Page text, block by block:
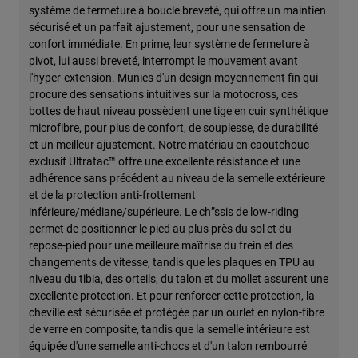
système de fermeture à boucle breveté, qui offre un maintien
sécurisé et un parfait ajustement, pour une sensation de
confort immédiate. En prime, leur système de fermeture à
pivot, lui aussi breveté, interrompt le mouvement avant
l'hyper-extension. Munies d'un design moyennement fin qui
procure des sensations intuitives sur la motocross, ces
bottes de haut niveau possèdent une tige en cuir synthétique
microfibre, pour plus de confort, de souplesse, de durabilité
et un meilleur ajustement. Notre matériau en caoutchouc
exclusif Ultratac™ offre une excellente résistance et une
adhérence sans précédent au niveau de la semelle extérieure
et de la protection anti-frottement
inférieure/médiane/supérieure. Le ch”ssis de low-riding
permet de positionner le pied au plus près du sol et du
repose-pied pour une meilleure maîtrise du frein et des
changements de vitesse, tandis que les plaques en TPU au
niveau du tibia, des orteils, du talon et du mollet assurent une
excellente protection. Et pour renforcer cette protection, la
cheville est sécurisée et protégée par un ourlet en nylon-fibre
de verre en composite, tandis que la semelle intérieure est
équipée d'une semelle anti-chocs et d'un talon rembourré